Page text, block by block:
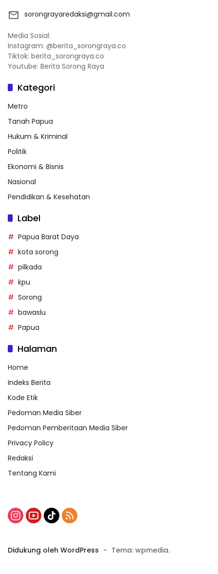
sorongrayaredaksi@gmail.com
Media Sosial:
Instagram: @berita_sorongraya.co
Tiktok: berita_sorongraya.co
Youtube: Berita Sorong Raya
Kategori
Metro
Tanah Papua
Hukum & Kriminal
Politik
Ekonomi & Bisnis
Nasional
Pendidikan & Kesehatan
Label
Papua Barat Daya
kota sorong
pilkada
kpu
Sorong
bawaslu
Papua
Halaman
Home
Indeks Berita
Kode Etik
Pedoman Media Siber
Pedoman Pemberitaan Media Siber
Privacy Policy
Redaksi
Tentang Kami
Didukung oleh WordPress - Tema: wpmedia.